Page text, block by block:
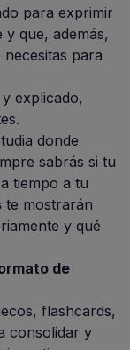
para exprimir
que, además,
para
explicado,
donde
sabrás si tu
tiempo a tu
te mostrarán
y qué
de
flashcards,
consolidar y